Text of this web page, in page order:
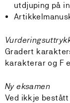
utdjuping på
Gradert
karakterar og F
Ny eksamen
Ved ikkje